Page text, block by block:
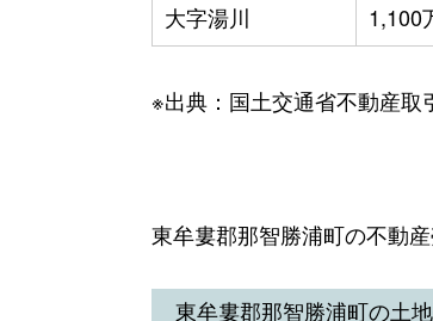
大字湯川
1,100
※出典：国土交通省不動産取
東牟婁郡那智勝浦町の不動産
東牟婁郡那智勝浦町の土